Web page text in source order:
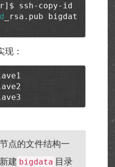
ssh-copy-id
_rsa.pub bigdat
：
点的文件结构一
建 bigdata 目录